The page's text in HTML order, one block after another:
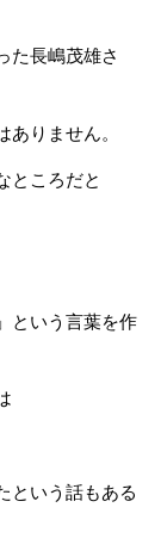
た長嶋茂雄さ
りません。
ところだと
という言葉を作
という話もある